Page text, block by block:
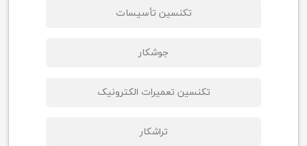
تکنسین تأسیسات
جوشکار
تکنسین تعمیرات الکترونیک
تراشکار